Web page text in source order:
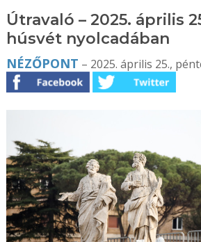
Útravaló – 2025. április
húsvét nyolcadában
NÉZŐPONT – 2025. április 25.,